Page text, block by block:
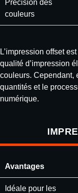
Précision des
couleurs
L’impression offset
qualité d’impression
couleurs. Cependant,
quantités et le
numérique.
Avantages
Idéale pour les